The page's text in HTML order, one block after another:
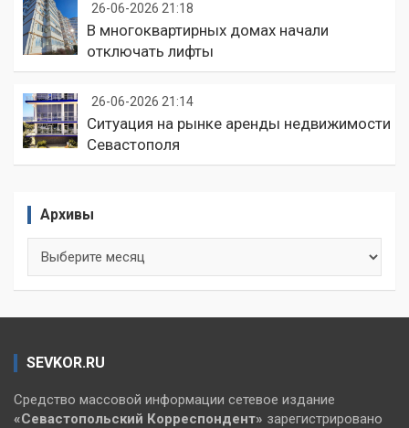
26-06-2026 21:18
В многоквартирных домах начали
отключать лифты
26-06-2026 21:14
Ситуация на рынке аренды недвижимости
Севастополя
Архивы
SEVKOR.RU
Средство массовой информации сетевое издание
«Севастопольский Корреспондент» зарегистрировано